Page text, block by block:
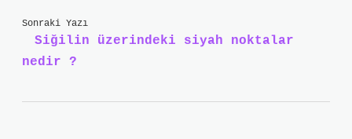
Sonraki Yazı
Siğilin üzerindeki siyah noktalar
nedir ?